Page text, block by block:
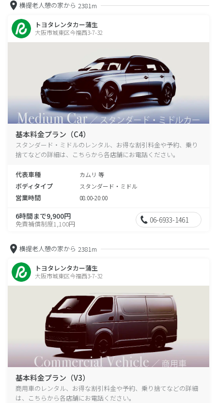
横提老人憩の家から 2381m
トヨタレンタカー蒲生
大阪市城東区今福西3-7-32
基本料金プラン（C4）
スタンダード・ミドルのレンタル、お得な割引料金や予約、乗り
捨てなどの詳細は、こちらから各店舗にお電話ください。
代表車種 カムリ 等
ボディタイプ スタンダード・ミドル
営業時間 08:00-20:00
6時間まで9,900円
免責補償制度1,100円 06-6933-1461
横提老人憩の家から 2381m
トヨタレンタカー蒲生
大阪市城東区今福西3-7-32
基本料金プラン（V3）
商用車のレンタル、お得な割引料金や予約、乗り捨てなどの詳細
は、こちらから各店舗にお電話ください。